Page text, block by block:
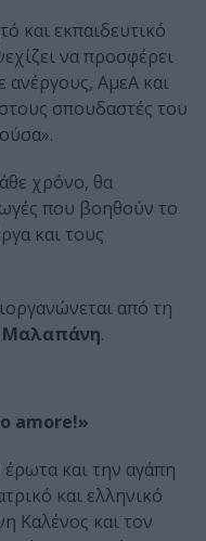
και εκπαιδευτικό
να προσφέρει
ανέργους, ΑμεΑ και
σπουδαστές του
χρόνο, θα
που βοηθούν το
και τους
από τη
.
amore!»
και την αγάπη
και ελληνικό
Καλένος και τον